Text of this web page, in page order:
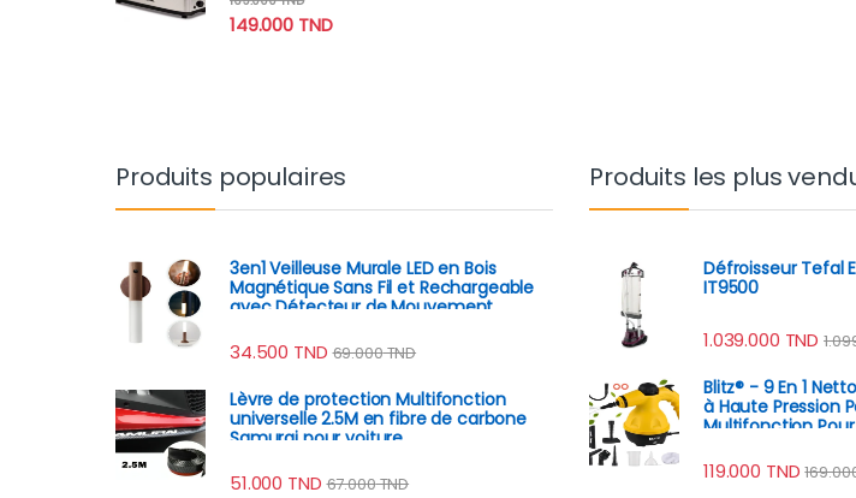
149.000 TND
Produits populaires
3en1 Veilleuse Murale LED en Bois
Magnétique Sans Fil et Rechargeable
avec Détecteur de Mouvement
34.500 TND 69.000TND
Lèvre de protection Multifonction
universelle 2.5M en fibre de carbone
Samurai pour voiture
51.000 TND 67.000TND
Produits les plus
Défroisseur Tefal
IT9500
1.039.000 TND
Blitz® - 9 En 1
à Haute Pression
Multifonction
119.000 TND